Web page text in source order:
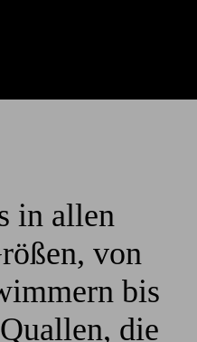
in allen
von
bis
die